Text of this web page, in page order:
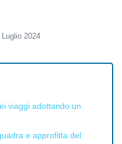
2024
viaggi adottando un
e approfitta del